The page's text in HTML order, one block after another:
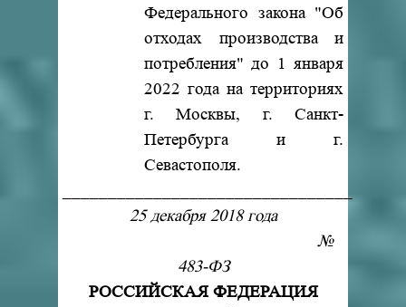
Федерального закона "Об
отходах производства и
потребления" до 1 января
2022 года на территориях
г. Москвы, г. Санкт-
Петербурга и г.
Севастополя.
25 декабря 2018 года
№
483-ФЗ
РОССИЙСКАЯ ФЕДЕРАЦИЯ